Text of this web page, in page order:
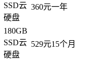
SSD云
硬盘
360元一年
180GB
SSD云
硬盘
529元15个月